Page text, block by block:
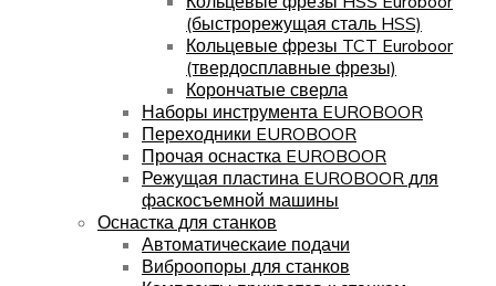
(быстрорежущая сталь HSS)
Кольцевые фрезы TCT Euroboor
(твердосплавные фрезы)
Корончатые сверла
Наборы инструмента EUROBOOR
Переходники EUROBOOR
Прочая оснастка EUROBOOR
Режущая пластина EUROBOOR для
фаскосъемной машины
Оснастка для станков
Автоматическаие подачи
Виброопоры для станков